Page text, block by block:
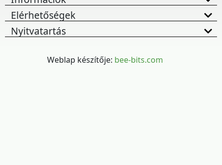
Elérhetőségek
Nyitvatartás
Weblap készítője: bee-bits.com